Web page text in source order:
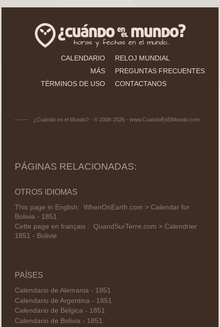
CALENDARIO
RELOJ MUNDIAL
MÁS
PREGUNTAS FRECUENTES
TÉRMINOS DE USO
CONTACTANOS
¿Cuándo en el Mundo? - © 2008-2026 - www.CuandoEnElMundo.com
PÁGINAS RELACIONADAS:
OTROS IDIOMAS
This page in English: WhenOnEarth.com > Calendar for
Bolivia - 1851
Cette page en français : QuandSurTerre.com > Calendrier
1851 - Bolivie
PAÍSES
Calendario de Alemania - 1851
Calendario de Argentina - 1851
Calendario de Bélgica - 1851
Calendario de Bolivia - 1851